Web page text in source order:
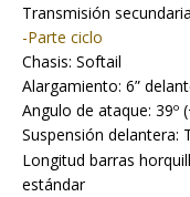
Transmisión
-Parte ciclo
Chasis: Softail
Alargamiento: 6”
Angulo de ataque: 39º
Suspensión delantera:
Longitud barras
estándar